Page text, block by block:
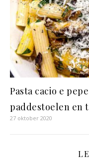
Pasta cacio e
paddestoelen en
27 oktober 2020